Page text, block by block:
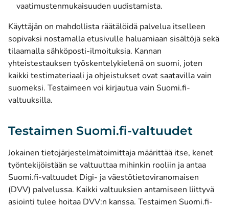
vaatimustenmukaisuuden uudistamista.
Käyttäjän on mahdollista räätälöidä palvelua itselleen
sopivaksi nostamalla etusivulle haluamiaan sisältöjä sekä
tilaamalla sähköposti-ilmoituksia. Kannan
yhteistestauksen työskentelykielenä on suomi, joten
kaikki testimateriaali ja ohjeistukset ovat saatavilla vain
suomeksi. Testaimeen voi kirjautua vain Suomi.fi-
valtuuksilla.
Testaimen Suomi.fi-valtuudet
Jokainen tietojärjestelmätoimittaja määrittää itse, kenet
työntekijöistään se valtuuttaa mihinkin rooliin ja antaa
Suomi.fi-valtuudet Digi- ja väestötietoviranomaisen
(DVV) palvelussa. Kaikki valtuuksien antamiseen liittyvä
asiointi tulee hoitaa DVV:n kanssa. Testaimen Suomi.fi-